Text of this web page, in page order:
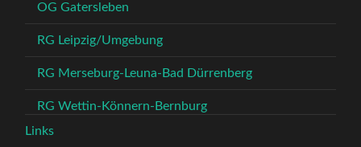
OG Gatersleben
RG Leipzig/Umgebung
RG Merseburg-Leuna-Bad Dürrenberg
RG Wettin-Könnern-Bernburg
Links